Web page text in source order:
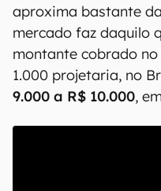
aproxima bastante
mercado faz daquilo
montante cobrado no
1.000 projetaria, no
9.000 a R$ 10.000,